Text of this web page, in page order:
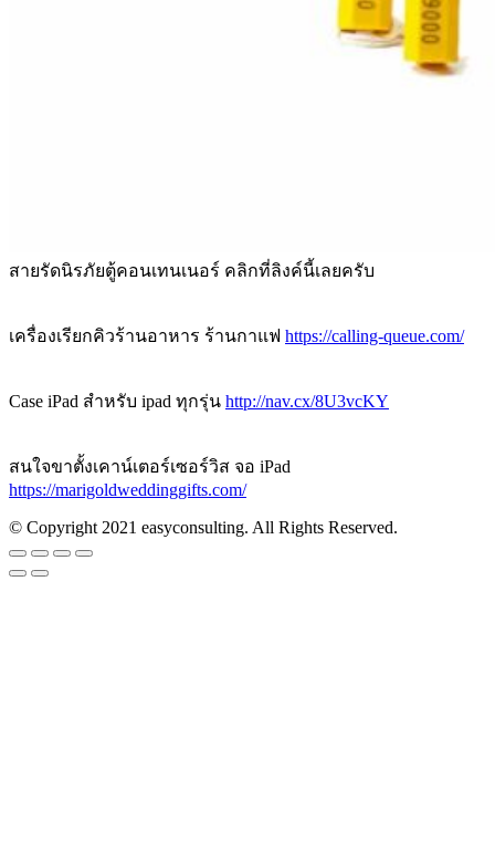
สายรัดนิรภัยตู้คอนเทนเนอร์ คลิกที่ลิงค์นี้เลยครับ
เครื่องเรียกคิวร้านอาหาร ร้านกาแฟ https://calling-queue.com/
Case iPad สำหรับ ipad ทุกรุ่น http://nav.cx/8U3vcKY
สนใจขาตั้งเคาน์เตอร์เซอร์วิส จอ iPad
https://marigoldweddinggifts.com/
© Copyright 2021 easyconsulting. All Rights Reserved.